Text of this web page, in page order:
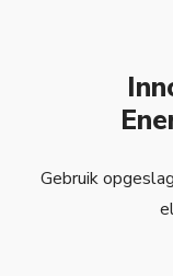
Gebruik